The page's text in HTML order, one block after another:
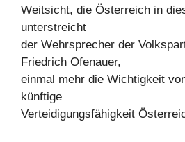
Weitsicht, die Österreich in
unterstreicht
der Wehrsprecher der
Friedrich Ofenauer,
einmal mehr die Wichtigkeit
künftige
Verteidigungsfähigkeit